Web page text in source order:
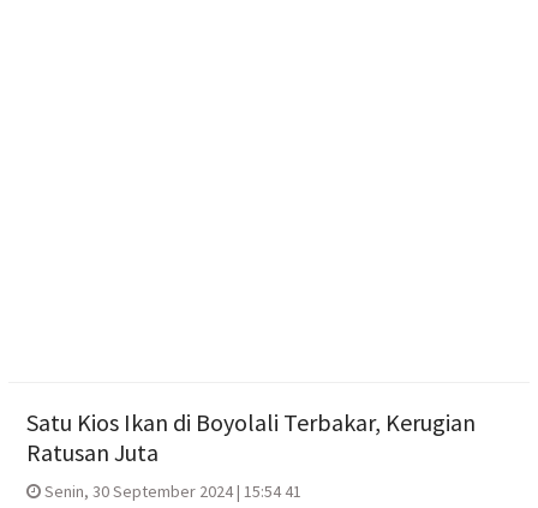
Satu Kios Ikan di Boyolali Terbakar, Kerugian
Ratusan Juta
Senin, 30 September 2024 | 15:54 41